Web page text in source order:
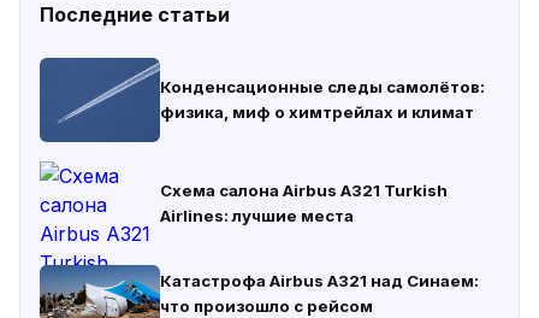
Последние статьи
Конденсационные следы самолётов:
физика, миф о химтрейлах и климат
Схема салона Airbus A321 Turkish
Airlines: лучшие места
Катастрофа Airbus A321 над Синаем:
что произошло с рейсом